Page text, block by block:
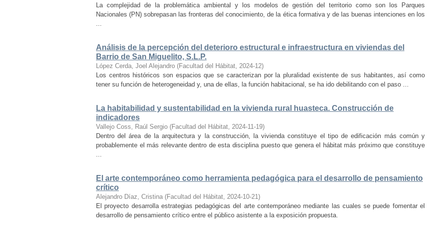
La complejidad de la problemática ambiental y los modelos de gestión del territorio como son los Parques
Nacionales (PN) sobrepasan las fronteras del conocimiento, de la ética formativa y de las buenas intenciones en los
...
Análisis de la percepción del deterioro estructural e infraestructura en viviendas del
Barrio de San Miguelito, S.L.P.
López Cerda, Joel Alejandro (Facultad del Hábitat, 2024-12)
Los centros históricos son espacios que se caracterizan por la pluralidad existente de sus habitantes, así como
tener su función de heterogeneidad y, una de ellas, la función habitacional, se ha ido debilitando con el paso ...
La habitabilidad y sustentabilidad en la vivienda rural huasteca. Construcción de
indicadores
Vallejo Coss, Raúl Sergio (Facultad del Hábitat, 2024-11-19)
Dentro del área de la arquitectura y la construcción, la vivienda constituye el tipo de edificación más común y
probablemente el más relevante dentro de esta disciplina puesto que genera el hábitat más próximo que constituye
...
El arte contemporáneo como herramienta pedagógica para el desarrollo de pensamiento
crítico
Alejandro Díaz, Cristina (Facultad del Hábitat, 2024-10-21)
El proyecto desarrolla estrategias pedagógicas del arte contemporáneo mediante las cuales se puede fomentar el
desarrollo de pensamiento crítico entre el público asistente a la exposición propuesta.